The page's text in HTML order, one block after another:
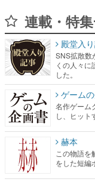
連載・特
殿堂入
SNS拡散数
くの人々に
した。
ゲーム
名作ゲーム
し、ヒット
赫本
この物語
をした短編